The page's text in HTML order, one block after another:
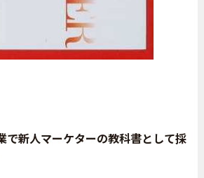
新人マーケターの教科書として採